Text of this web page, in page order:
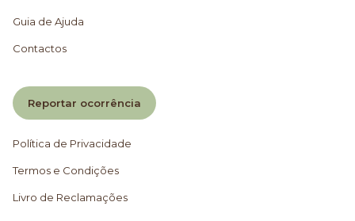
Guia de Ajuda
Contactos
Reportar ocorrência
Política de Privacidade
Termos e Condições
Livro de Reclamações